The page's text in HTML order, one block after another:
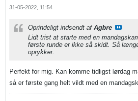
31-05-2022, 11:54
Oprindeligt indsendt af Agbre
Lidt trist at starte med en
første runde er ikke så skidt. Så
oprykker.
Perfekt for mig. Kan komme tidligst lørdag
så er første gang helt vildt med en